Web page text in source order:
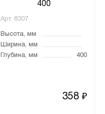
400
Арт. 8307
Высота, мм
Ширина, мм
Глубина, мм
400
358 ₽